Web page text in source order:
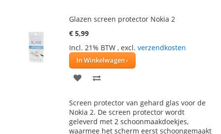
Glazen screen protector Nokia 2
€ 5,99
Incl. 21% BTW , excl. verzendkosten
In Winkelwagen
VOEG
AAN
VERLANGLIJST
TE
VERGELIJKEN
Screen protector van gehard glas voor de
Nokia 2. De screen protector wordt
geleverd met 2 schoonmaakdoekjes,
waarmee het scherm eerst schoongemaakt